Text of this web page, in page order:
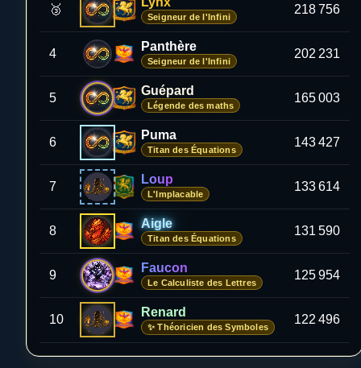
🥉
Seigneur de l'Infini
218 756
4
Panthère
Seigneur de l'Infini
202 231
5
Guépard
Légende des maths
165 003
6
Puma
Titan des Équations
143 427
7
Loup
L'Implacable
133 614
8
Aigle
Titan des Équations
131 590
9
Faucon
Le Calculiste des Lettres
125 954
10
Renard
✨ Théoricien des Symboles
122 496